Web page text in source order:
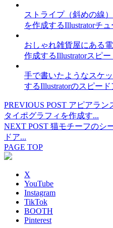
ストライプ（斜めの線
を作成するIllustratorチュ
おしゃれ雑貨屋にある
作成するIllustratorスピー
手で書いたようなスケ
するIllustratorのスピード
PREVIOUS POST アピアラン
タイポグラフィを作成す...
NEXT POST 猫モチーフのシ
ドア...
PAGE TOP
X
YouTube
Instagram
TikTok
BOOTH
Pinterest